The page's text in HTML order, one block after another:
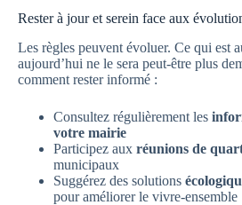
Rester à jour et serein face aux
Les règles peuvent évoluer. Ce qui est
aujourd’hui ne le sera peut-être plus
comment rester informé :
Consultez régulièrement les
votre mairie
Participez aux réunions de
municipaux
Suggérez des solutions
pour améliorer le vivre-ensemble